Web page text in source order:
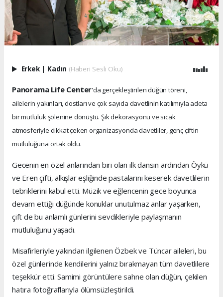
Erkek | Kadın (Haberi Sesli Oku)
Panorama Life Center'da gerçekleştirilen düğün töreni,
ailelerin yakınları, dostları ve çok sayıda davetlinin katılımıyla adeta
bir mutluluk şölenine dönüştü. Şık dekorasyonu ve sıcak
atmosferiyle dikkat çeken organizasyonda davetliler, genç çiftin
mutluluğuna ortak oldu.
Gecenin en özel anlarından biri olan ilk dansın ardından Öykü
ve Eren çifti, alkışlar eşliğinde pastalarını keserek davetlilerin
tebriklerini kabul etti. Müzik ve eğlencenin gece boyunca
devam ettiği düğünde konuklar unutulmaz anlar yaşarken,
çift de bu anlamlı günlerini sevdikleriyle paylaşmanın
mutluluğunu yaşadı.
Misafirleriyle yakından ilgilenen Özbek ve Tüncar aileleri, bu
özel günlerinde kendilerini yalnız bırakmayan tüm davetlilere
teşekkür etti. Samimi görüntülere sahne olan düğün, çekilen
hatıra fotoğraflarıyla ölümsüzleştirildi.